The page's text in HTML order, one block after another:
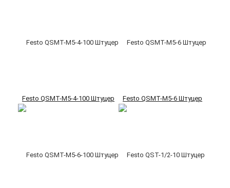
Festo QSMT-M5-4-100 Штуцер Festo QSMT-M5-6 Штуцер